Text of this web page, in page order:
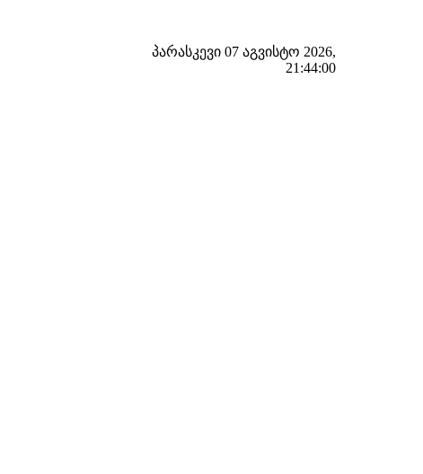
პარასკევი 07 აგვისტო 2026,
21:44:01